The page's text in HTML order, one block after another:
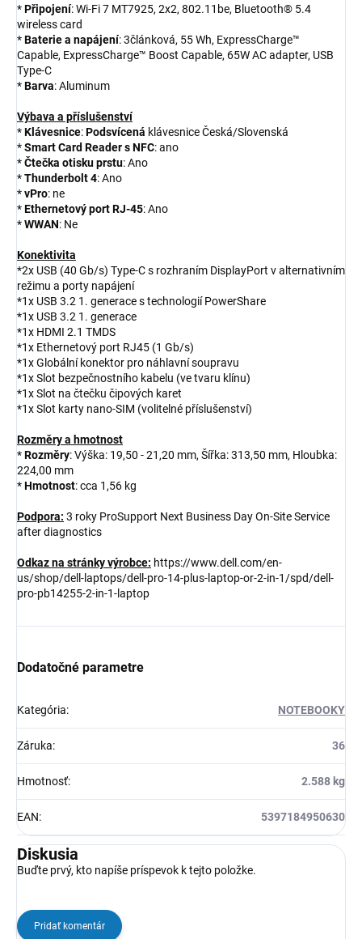
*Připojení: Wi-Fi 7 MT7925, 2x2, 802.11be, Bluetooth® 5.4
wireless card
*Baterie a napájení: 3článková, 55 Wh, ExpressCharge™
Capable, ExpressCharge™ Boost Capable, 65W AC adapter, USB
Type-C
*Barva: Aluminum
Výbava a příslušenství
*Klávesnice:Podsvícená klávesnice Česká/Slovenská
*Smart Card Reader s NFC: ano
*Čtečka otisku prstu: Ano
*Thunderbolt 4: Ano
*vPro: ne
*Ethernetový port RJ-45: Ano
*WWAN: Ne
Konektivita
*2x USB (40 Gb/s) Type-C s rozhraním DisplayPort v alternativním
režimu a porty napájení
*1x USB 3.2 1. generace s technologií PowerShare
*1x USB 3.2 1. generace
*1x HDMI 2.1 TMDS
*1x Ethernetový port RJ45 (1 Gb/s)
*1x Globální konektor pro náhlavní soupravu
*1x Slot bezpečnostního kabelu (ve tvaru klínu)
*1x Slot na čtečku čipových karet
*1x Slot karty nano-SIM (volitelné příslušenství)
Rozměry a hmotnost
*Rozměry: Výška: 19,50 - 21,20 mm, Šířka: 313,50 mm, Hloubka:
224,00 mm
*Hmotnost: cca 1,56 kg
Podpora: 3 roky ProSupport Next Business Day On-Site Service
after diagnostics
Odkaz na stránky výrobce: https://www.dell.com/en-
us/shop/dell-laptops/dell-pro-14-plus-laptop-or-2-in-1/spd/dell-
pro-pb14255-2-in-1-laptop
Dodatočné parametre
Kategória: NOTEBOOKY
Záruka: 36
Hmotnosť: 2.588 kg
EAN: 5397184950630
Diskusia
Buďte prvý, kto napíše príspevok k tejto položke.
Pridať komentár